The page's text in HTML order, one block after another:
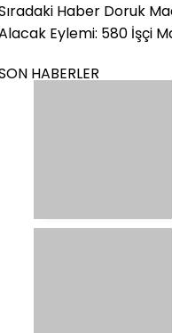
Haber Doruk
Eylemi: 580 İşçi
HABERLER